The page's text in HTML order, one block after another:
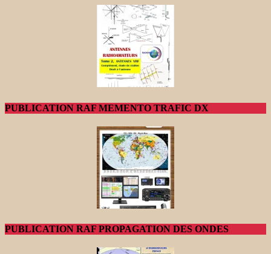
PUBLICATION RAF MEMENTO TRAFIC DX
PUBLICATION RAF PROPAGATION DES ONDES